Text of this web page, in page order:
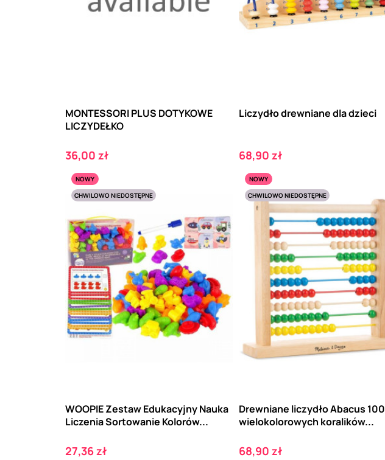
MONTESSORI PLUS DOTYKOWE
LICZYDEŁKO
Cena
36,00 zł
Liczydło drewniane dla dzieci
Cena
68,90 zł
NOWY
CHWILOWO NIEDOSTĘPNE
WOOPIE Zestaw Edukacyjny Nauka
Liczenia Sortowanie Kolorów...
Cena
27,36 zł
NOWY
CHWILOWO NIEDOSTĘPNE
Drewniane liczydło Abacus 100
wielokolorowych koralików...
Cena
68,90 zł